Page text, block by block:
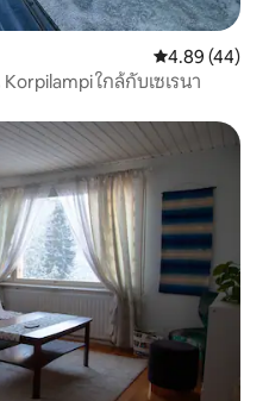
คะแนนเฉลี่ย
4.89 (44)
ใกล้กับเซเรนา